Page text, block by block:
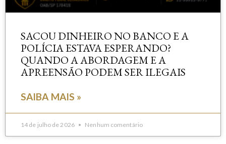
SACOU DINHEIRO NO BANCO E A
POLÍCIA ESTAVA ESPERANDO?
QUANDO A ABORDAGEM E A
APREENSÃO PODEM SER ILEGAIS
SAIBA MAIS »
14 de julho de 2026 Nenhum comentário